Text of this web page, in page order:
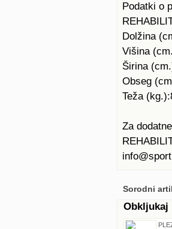
Podatki o
Dolžina
Višina
Širina
Obseg
Teža
Za
Sorodni
Obkljukaj